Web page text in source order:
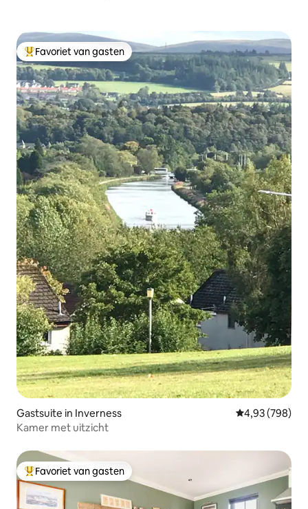
Topfavoriet van gasten
Favoriet van gasten
Gastsuite in Inverness Gemiddelde
4,93 (798)
Kamer met uitzicht
Topfavoriet van gasten
Favoriet van gasten